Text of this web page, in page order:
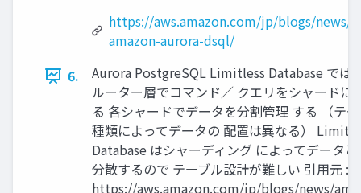
https://aws.amazon.com/jp/blogs/news/
amazon-aurora-dsql/
6.
Aurora PostgreSQL Limitless Database では
ルーター層でコマンド／ クエリをシャードに
る 各シャードでデータを分割管理 する （テ
種類によってデータの 配置は異なる）
Database はシャーディング によってデータ
分散するので テーブル設計が難しい 引用元 :
https://aws.amazon.com/jp/blogs/news/